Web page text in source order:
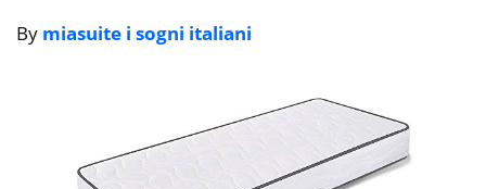
By miasuite i sogni italiani